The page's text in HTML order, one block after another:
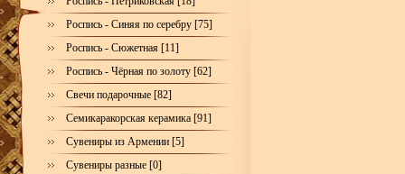
Роспись - Синяя по серебру [75]
Роспись - Сюжетная [11]
Роспись - Чёрная по золоту [62]
Свечи подарочные [82]
Семикаракорская керамика [91]
Сувениры из Армении [5]
Сувениры разные [0]